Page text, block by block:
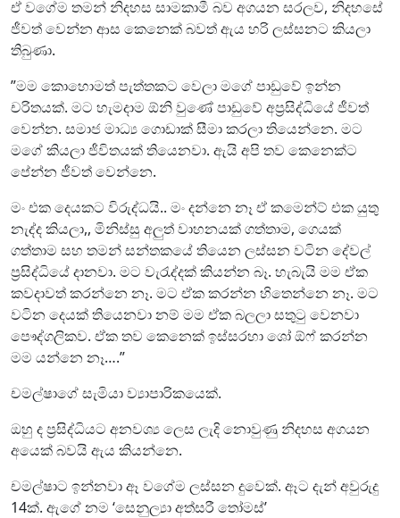
ඒ වගේම තමන් නිදහස සාමකාමී බව අගයන සරලව, නිදහසේ
ජීවත් වෙන්න ආස කෙනෙක් බවත් ඇය හරි ලස්සනට කියලා
තිබුණා.
”මම කොහොමත් පැත්තකට වෙලා මගේ පාඩුවේ ඉන්න
චරිතයක්. මට හැමදාම ඕනි වුණේ පාඩුවේ අප්‍රසිද්ධියේ ජීවත්
වෙන්න. සමාජ මාධ්‍ය ගොඩාක් සීමා කරලා තියෙන්නෙ. මට
මගේ කියලා ජීවිතයක් තියෙනවා. ඇයි අපි තව කෙනෙක්ට
පේන්න ජීවත් වෙන්නෙ.
මං එක දෙයකට විරුද්ධයි.. මං දන්නෙ නෑ ඒ කමෙන්ට් එක යුතු
නැද්ද කියලා,, මිනිස්සු අලුත් වාහනයක් ගත්තාම, ගෙයක්
ගත්තාම සහ තමන් සන්තකයේ තියෙන ලස්සන වටින දේවල්
ප්‍රසිද්ධියේ දානවා. මට වැරැද්දක් කියන්න බෑ. හැබැයි මම ඒක
කවදාවත් කරන්නෙ නෑ. මට ඒක කරන්න හිතෙන්නෙ නෑ. මට
වටින දෙයක් තියෙනවා නම් මම ඒක බලලා සතුටු වෙනවා
පෞද්ගලිකව. ඒක තව කෙනෙක් ඉස්සරහා ශෝ ඕෆ් කරන්න
මම යන්නෙ නෑ….”
චමල්ෂාගේ සැමියා ව්‍යාපාරිකයෙක්.
ඔහු ද ප්‍රසිද්ධියට අනවශ්‍ය ලෙස ලැදි නොවුණු නිදහස අගයන
අයෙක් බවයි ඇය කියන්නෙ.
චමල්ෂාට ඉන්නවා ඈ වගේම ලස්සන දුවෙක්. ඈට දැන් අවුරුදු
14ක්. ඇගේ නම ‘සෙනුල්‍යා අත්සරී තෝමස්’